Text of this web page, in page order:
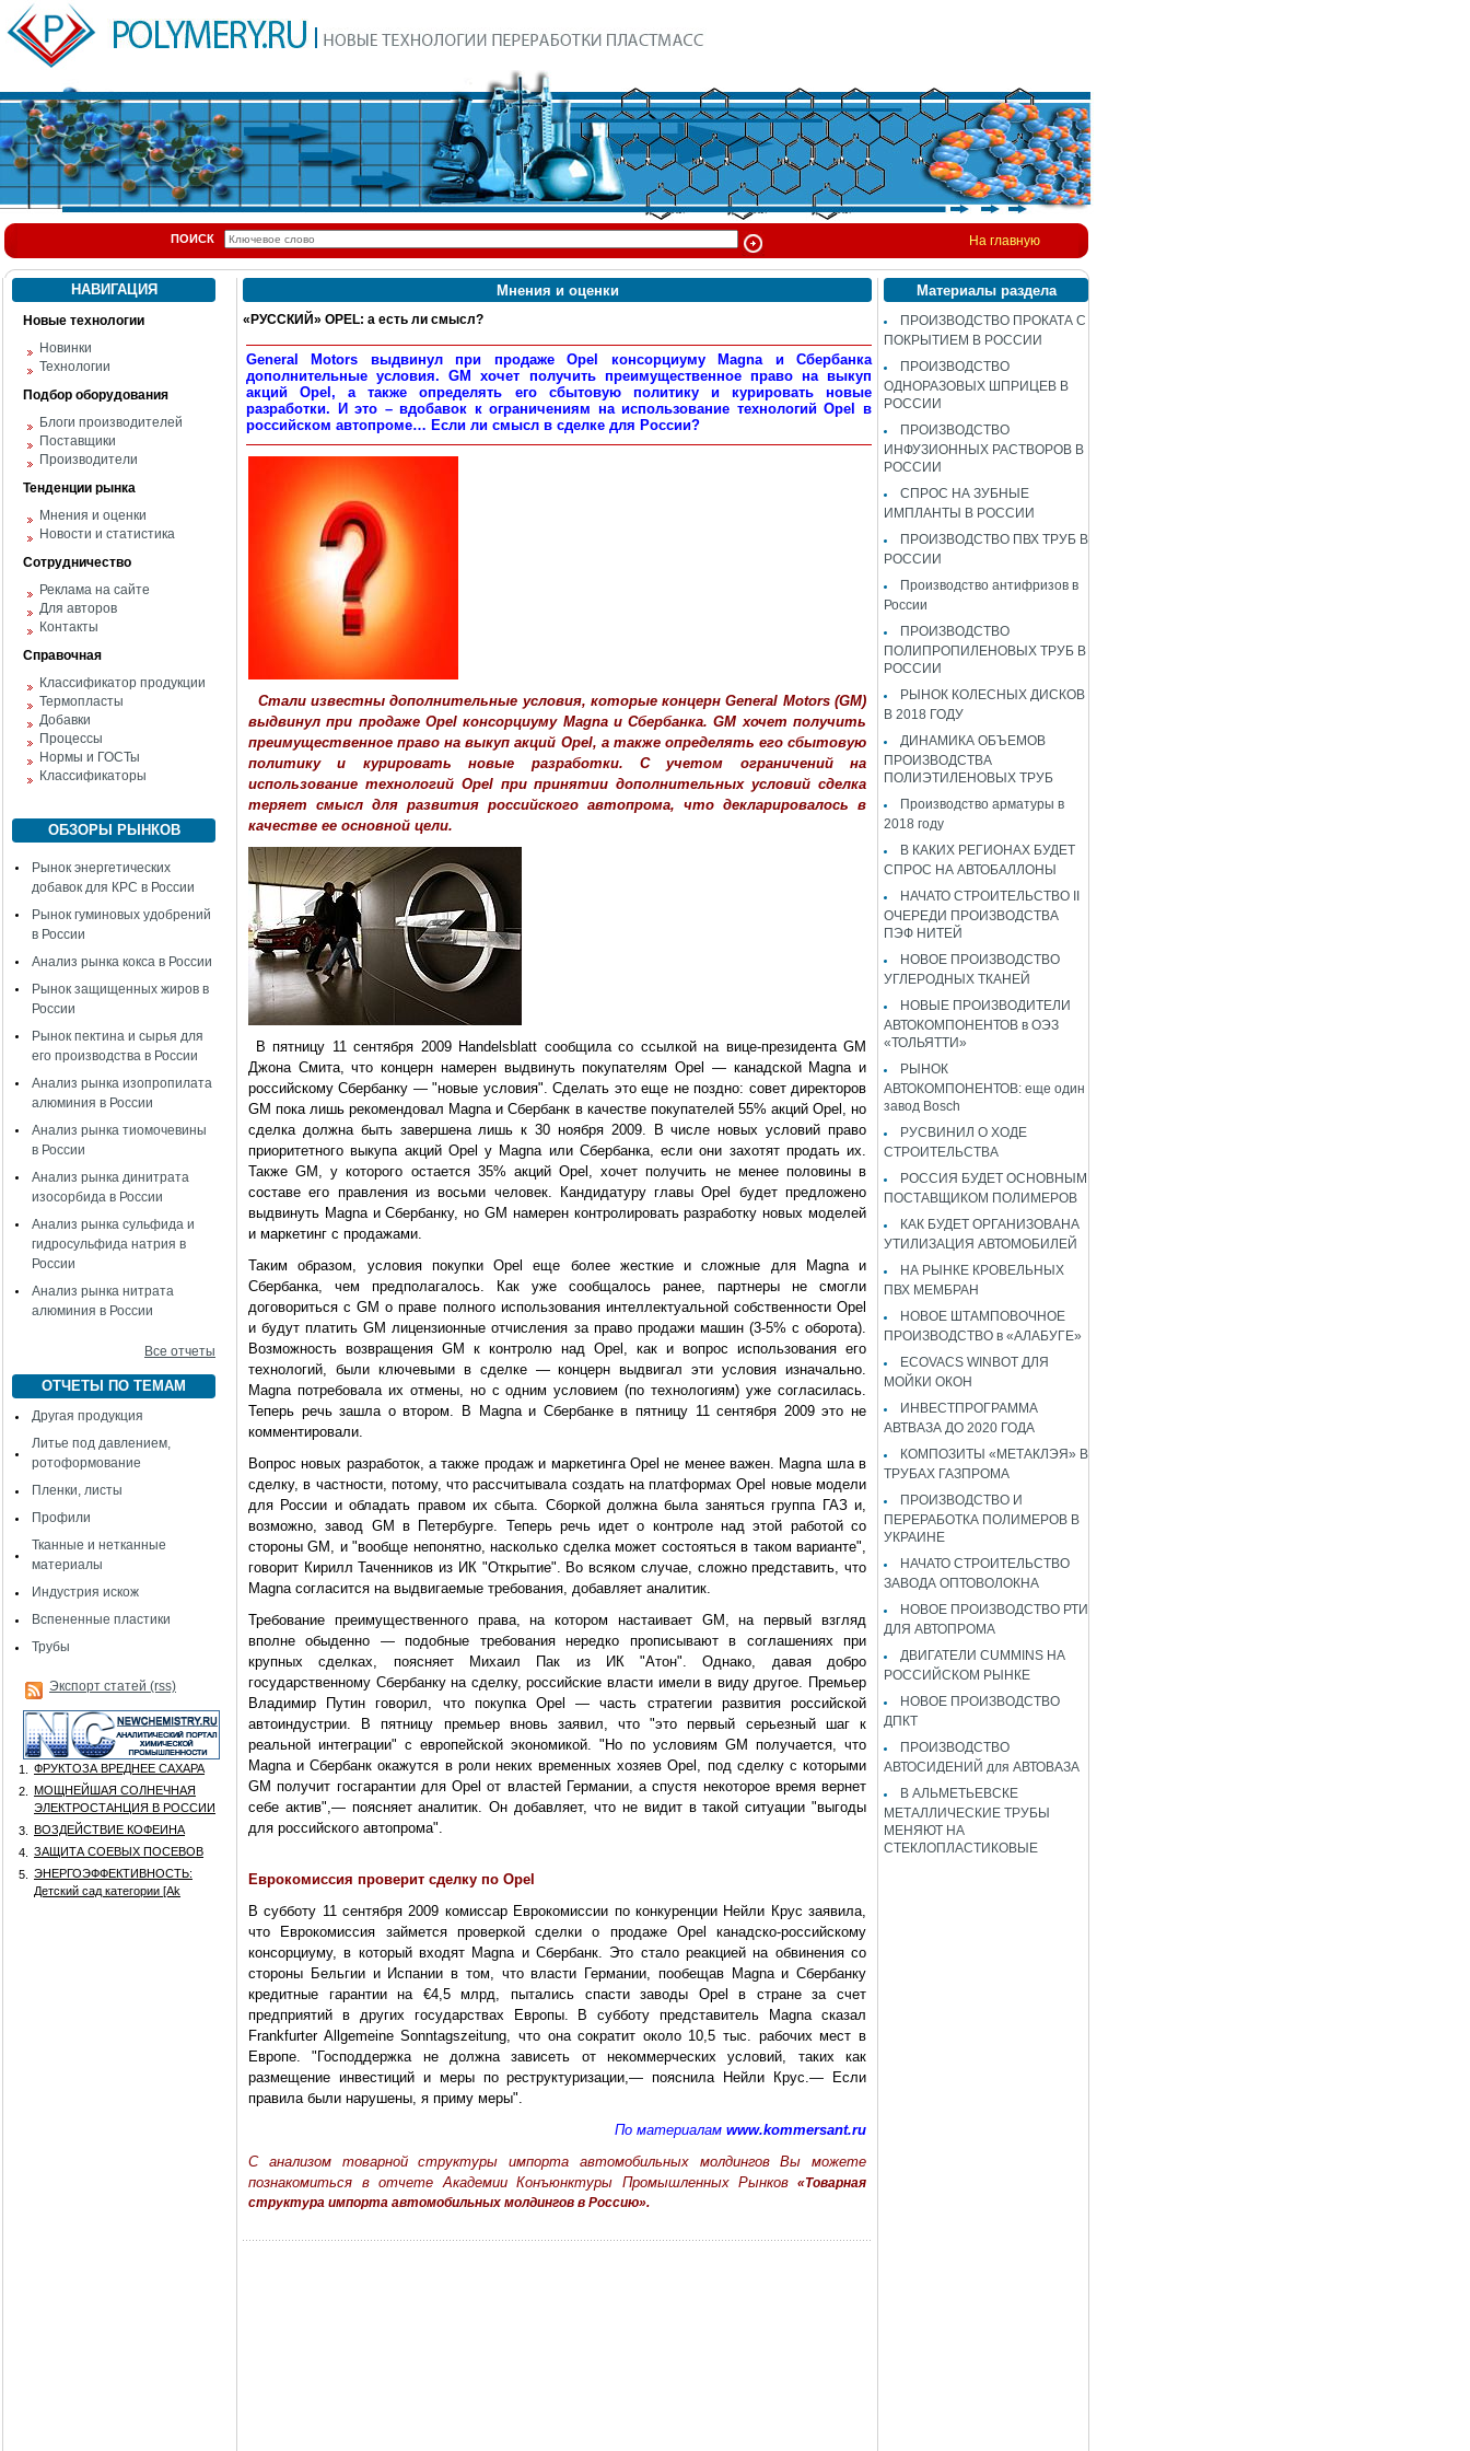
ПОИСК На главную
НАВИГАЦИЯ
Новые технологии
Новинки
Технологии
Подбор оборудования
Блоги производителей
Поставщики
Производители
Тенденции рынка
Мнения и оценки
Новости и статистика
Сотрудничество
Реклама на сайте
Для авторов
Контакты
Справочная
Классификатор продукции
Термопласты
Добавки
Процессы
Нормы и ГОСТы
Классификаторы
ОБЗОРЫ РЫНКОВ
Рынок энергетических
добавок для КРС в России
Рынок гуминовых удобрений
в России
Анализ рынка кокса в России
Рынок защищенных жиров в
России
Рынок пектина и сырья для
его производства в России
Анализ рынка изопропилата
алюминия в России
Анализ рынка тиомочевины
в России
Анализ рынка динитрата
изосорбида в России
Анализ рынка сульфида и
гидросульфида натрия в
России
Анализ рынка нитрата
алюминия в России
Все отчеты
ОТЧЕТЫ ПО ТЕМАМ
Другая продукция
Литье под давлением,
ротоформование
Пленки, листы
Профили
Тканные и нетканные
материалы
Индустрия искож
Вспененные пластики
Трубы
Экспорт статей (rss)
1.
ФРУКТОЗА ВРЕДНЕЕ САХАРА
2.
МОЩНЕЙШАЯ СОЛНЕЧНАЯ
ЭЛЕКТРОСТАНЦИЯ В РОССИИ
3.
ВОЗДЕЙСТВИЕ КОФЕИНА
4.
ЗАЩИТА СОЕВЫХ ПОСЕВОВ
5.
ЭНЕРГОЭФФЕКТИВНОСТЬ:
Детский сад категории [Аk
Мнения и оценки
«РУССКИЙ» OPEL: а есть ли смысл?
General Motors выдвинул при продаже Opel консорциуму Magna и Сбербанка
дополнительные условия. GM хочет получить преимущественное право на выкуп
акций Opel, а также определять его сбытовую политику и курировать новые
разработки. И это – вдобавок к ограничениям на использование технологий Opel в
российском автопроме… Если ли смысл в сделке для России?
Стали известны дополнительные условия, которые концерн General Motors (GM)
выдвинул при продаже Opel консорциуму Magna и Сбербанка. GM хочет получить
преимущественное право на выкуп акций Opel, а также определять его сбытовую
политику и курировать новые разработки. С учетом ограничений на
использование технологий Opel при принятии дополнительных условий сделка
теряет смысл для развития российского автопрома, что декларировалось в
качестве ее основной цели.
В пятницу 11 сентября 2009 Handelsblatt сообщила со ссылкой на вице-президента GM
Джона Смита, что концерн намерен выдвинуть покупателям Opel — канадской Magna и
российскому Сбербанку — "новые условия". Сделать это еще не поздно: совет директоров
GM пока лишь рекомендовал Magna и Сбербанк в качестве покупателей 55% акций Opel, но
сделка должна быть завершена лишь к 30 ноября 2009. В числе новых условий право
приоритетного выкупа акций Opel у Magna или Сбербанка, если они захотят продать их.
Также GM, у которого остается 35% акций Opel, хочет получить не менее половины в
составе его правления из восьми человек. Кандидатуру главы Opel будет предложено
выдвинуть Magna и Сбербанку, но GM намерен контролировать разработку новых моделей
и маркетинг с продажами.
Таким образом, условия покупки Opel еще более жесткие и сложные для Magna и
Сбербанка, чем предполагалось. Как уже сообщалось ранее, партнеры не смогли
договориться с GM о праве полного использования интеллектуальной собственности Opel
и будут платить GM лицензионные отчисления за право продажи машин (3-5% с оборота).
Возможность возвращения GM к контролю над Opel, как и вопрос использования его
технологий, были ключевыми в сделке — концерн выдвигал эти условия изначально.
Magna потребовала их отмены, но с одним условием (по технологиям) уже согласилась.
Теперь речь зашла о втором. В Magna и Сбербанке в пятницу 11 сентября 2009 это не
комментировали.
Вопрос новых разработок, а также продаж и маркетинга Opel не менее важен. Magna шла в
сделку, в частности, потому, что рассчитывала создать на платформах Opel новые модели
для России и обладать правом их сбыта. Сборкой должна была заняться группа ГАЗ и,
возможно, завод GM в Петербурге. Теперь речь идет о контроле над этой работой со
стороны GM, и "вообще непонятно, насколько сделка может состояться в таком варианте",
говорит Кирилл Таченников из ИК "Открытие". Во всяком случае, сложно представить, что
Magna согласится на выдвигаемые требования, добавляет аналитик.
Требование преимущественного права, на котором настаивает GM, на первый взгляд
вполне обыденно — подобные требования нередко прописывают в соглашениях при
крупных сделках, поясняет Михаил Пак из ИК "Атон". Однако, давая добро
государственному Сбербанку на сделку, российские власти имели в виду другое. Премьер
Владимир Путин говорил, что покупка Opel — часть стратегии развития российской
автоиндустрии. В пятницу премьер вновь заявил, что "это первый серьезный шаг к
реальной интеграции" с европейской экономикой. "Но по условиям GM получается, что
Magna и Сбербанк окажутся в роли неких временных хозяев Opel, под сделку с которыми
GM получит госгарантии для Opel от властей Германии, а спустя некоторое время вернет
себе актив",— поясняет аналитик. Он добавляет, что не видит в такой ситуации "выгоды
для российского автопрома".
Еврокомиссия проверит сделку по Opel
В субботу 11 сентября 2009 комиссар Еврокомиссии по конкуренции Нейли Крус заявила,
что Еврокомиссия займется проверкой сделки о продаже Opel канадско-российскому
консорциуму, в который входят Magna и Сбербанк. Это стало реакцией на обвинения со
стороны Бельгии и Испании в том, что власти Германии, пообещав Magna и Сбербанку
кредитные гарантии на €4,5 млрд, пытались спасти заводы Opel в стране за счет
предприятий в других государствах Европы. В субботу представитель Magna сказал
Frankfurter Allgemeine Sonntagszeitung, что она сократит около 10,5 тыс. рабочих мест в
Европе. "Господдержка не должна зависеть от некоммерческих условий, таких как
размещение инвестиций и меры по реструктуризации,— пояснила Нейли Крус.— Если
правила были нарушены, я приму меры".
По материалам www.kommersant.ru
С анализом товарной структуры импорта автомобильных молдингов Вы можете
познакомиться в отчете Академии Конъюнктуры Промышленных Рынков «Товарная
структура импорта автомобильных молдингов в Россию».
Материалы раздела
ПРОИЗВОДСТВО ПРОКАТА С
ПОКРЫТИЕМ В РОССИИ
ПРОИЗВОДСТВО
ОДНОРАЗОВЫХ ШПРИЦЕВ В
РОССИИ
ПРОИЗВОДСТВО
ИНФУЗИОННЫХ РАСТВОРОВ В
РОССИИ
СПРОС НА ЗУБНЫЕ
ИМПЛАНТЫ В РОССИИ
ПРОИЗВОДСТВО ПВХ ТРУБ В
РОССИИ
Производство антифризов в
России
ПРОИЗВОДСТВО
ПОЛИПРОПИЛЕНОВЫХ ТРУБ В
РОССИИ
РЫНОК КОЛЕСНЫХ ДИСКОВ
В 2018 ГОДУ
ДИНАМИКА ОБЪЕМОВ
ПРОИЗВОДСТВА
ПОЛИЭТИЛЕНОВЫХ ТРУБ
Производство арматуры в
2018 году
В КАКИХ РЕГИОНАХ БУДЕТ
СПРОС НА АВТОБАЛЛОНЫ
НАЧАТО СТРОИТЕЛЬСТВО II
ОЧЕРЕДИ ПРОИЗВОДСТВА
ПЭФ НИТЕЙ
НОВОЕ ПРОИЗВОДСТВО
УГЛЕРОДНЫХ ТКАНЕЙ
НОВЫЕ ПРОИЗВОДИТЕЛИ
АВТОКОМПОНЕНТОВ в ОЭЗ
«ТОЛЬЯТТИ»
РЫНОК
АВТОКОМПОНЕНТОВ: еще один
завод Bosch
РУСВИНИЛ О ХОДЕ
СТРОИТЕЛЬСТВА
РОССИЯ БУДЕТ ОСНОВНЫМ
ПОСТАВЩИКОМ ПОЛИМЕРОВ
КАК БУДЕТ ОРГАНИЗОВАНА
УТИЛИЗАЦИЯ АВТОМОБИЛЕЙ
НА РЫНКЕ КРОВЕЛЬНЫХ
ПВХ МЕМБРАН
НОВОЕ ШТАМПОВОЧНОЕ
ПРОИЗВОДСТВО в «АЛАБУГЕ»
ECOVACS WINBOT ДЛЯ
МОЙКИ ОКОН
ИНВЕСТПРОГРАММА
АВТВАЗА ДО 2020 ГОДА
КОМПОЗИТЫ «МЕТАКЛЭЯ» В
ТРУБАХ ГАЗПРОМА
ПРОИЗВОДСТВО И
ПЕРЕРАБОТКА ПОЛИМЕРОВ В
УКРАИНЕ
НАЧАТО СТРОИТЕЛЬСТВО
ЗАВОДА ОПТОВОЛОКНА
НОВОЕ ПРОИЗВОДСТВО РТИ
ДЛЯ АВТОПРОМА
ДВИГАТЕЛИ CUMMINS НА
РОССИЙСКОМ РЫНКЕ
НОВОЕ ПРОИЗВОДСТВО
ДПКТ
ПРОИЗВОДСТВО
АВТОСИДЕНИЙ для АВТОВАЗА
В АЛЬМЕТЬЕВСКЕ
МЕТАЛЛИЧЕСКИЕ ТРУБЫ
МЕНЯЮТ НА
СТЕКЛОПЛАСТИКОВЫЕ